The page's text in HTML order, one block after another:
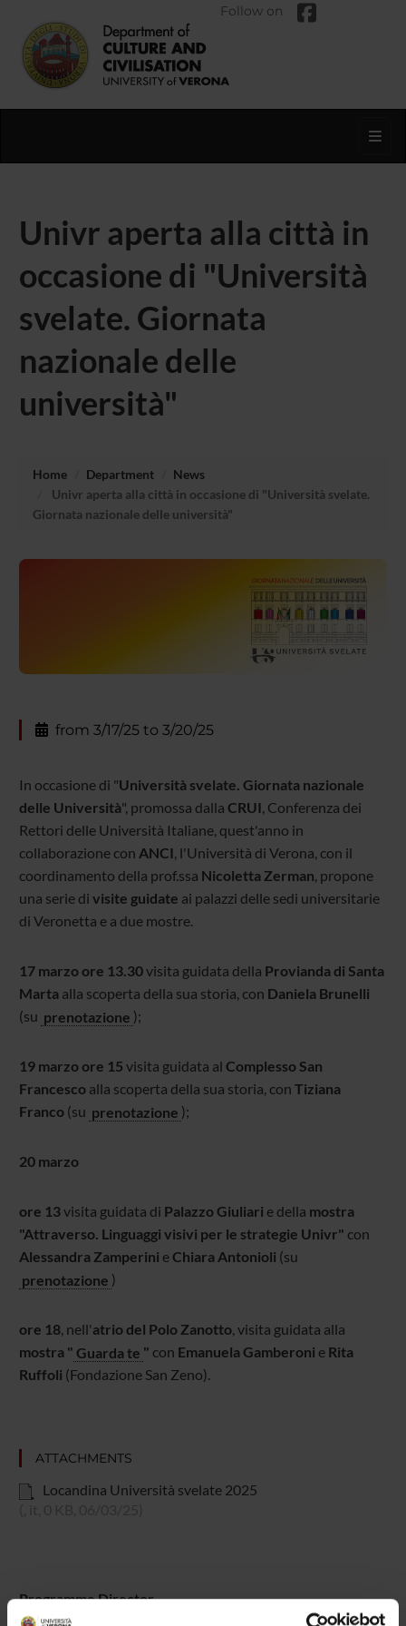
Follow on
Univr aperta alla città in
occasione di "Università
svelate. Giornata
nazionale delle
università"
Home Department
News
Univr aperta alla città in occasione di "Università svelate.
Giornata nazionale delle università"
from 3/17/25 to 3/20/25
In occasione di "Università svelate. Giornata nazionale
delle Università", promossa dalla CRUI, Conferenza dei
Rettori delle Università Italiane, quest'anno in
collaborazione con ANCI, l'Università di Verona, con il
coordinamento della prof.ssa Nicoletta Zerman, propone
una serie di visite guidate ai palazzi delle sedi universitarie
di Veronetta e a due mostre.
17 marzo ore 13.30visita guidata della Provianda di Santa
Martaalla scoperta della sua storia, con Daniela Brunelli
(su prenotazione );
19 marzo ore 15 visita guidata al Complesso San
Francescoalla scoperta della sua storia, con Tiziana
Franco(su prenotazione );
20 marzo
ore 13visita guidata di Palazzo Giuliari e della mostra
"Attraverso. Linguaggi visivi per le strategie Univr" con
Alessandra Zamperini eChiara Antonioli (su
prenotazione )
ore 18, nell'atrio del Polo Zanotto, visita guidata alla
mostra " Guarda te " con Emanuela Gamberoni e Rita
Ruffoli (Fondazione San Zeno).
ATTACHMENTS
Locandina Università svelate 2025
Programme Director
Tiziana Franco